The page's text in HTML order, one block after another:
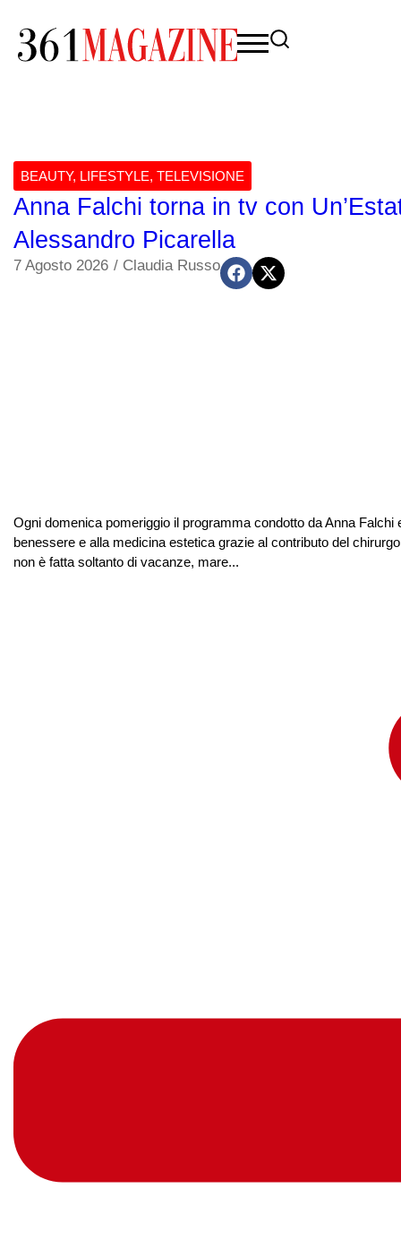
BEAUTY, LIFESTYLE, TELEVISIONE
Anna Falchi torna in tv con
Alessandro Picarella
7 Agosto 2026 / Claudia Russo
Ogni domenica pomeriggio il programma condotto da Anna
benessere e alla medicina estetica grazie al contributo del
non è fatta soltanto di vacanze, mare...